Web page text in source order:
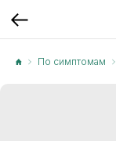
По симптомам